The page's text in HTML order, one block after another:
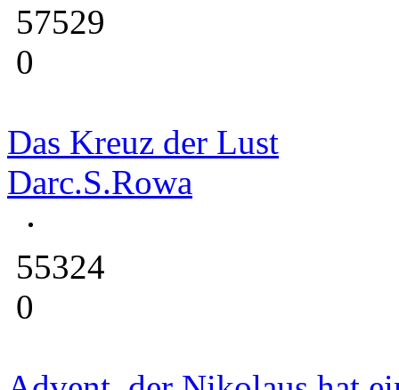
57529
0
Das Kreuz der Lust
Darc.S.Rowa
55324
0